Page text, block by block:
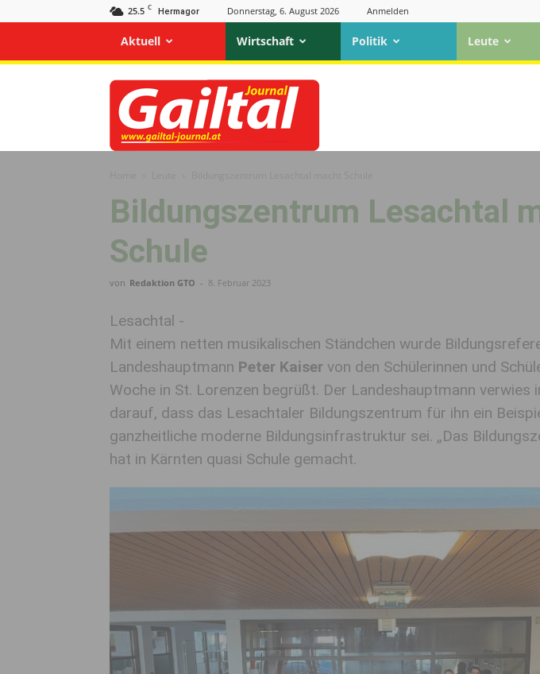
25.5 C Hermagor Donnerstag, 6. August 2026 Anmelden
Aktuell Wirtschaft Politik Leute
Gailtal
Journal
Bildungszentrum Lesachtal
Schule
von Redaktion GTO - 8. Februar 2023
Lesachtal -
Mit einem netten musikalischen Ständchen wurde
Landeshauptmann Peter Kaiser von den Schülerinnen und
Woche in St. Lorenzen begrüßt. Der Landeshauptmann verwies
darauf, dass das Lesachtaler Bildungszentrum für ihn ein
ganzheitliche moderne Bildungsinfrastruktur sei. „Das
hat in Kärnten quasi Schule gemacht.